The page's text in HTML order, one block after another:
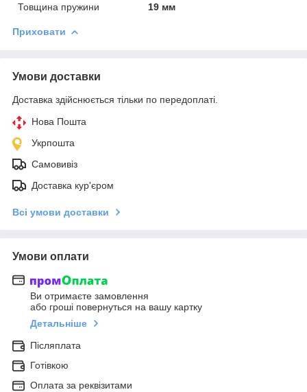
Товщина пружини
19 мм
Приховати
Умови доставки
Доставка здійснюється тільки по передоплаті.
Нова Пошта
Укрпошта
Самовивіз
Доставка кур'єром
Всі умови доставки
Умови оплати
Ви отримаєте замовлення
або гроші повернуться на вашу картку
Детальніше
Післяплата
Готівкою
Оплата за реквізитами